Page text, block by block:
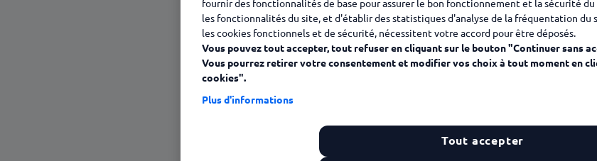
fournir des fonctionnalités de base pour assurer le bon fonctionnement et la sécurité
les fonctionnalités du site, et d'établir des statistiques d'analyse de la fréquentation du
les cookies fonctionnels et de sécurité, nécessitent votre accord pour être déposés.
Vous pouvez tout accepter, tout refuser en cliquant sur le bouton "Continuer sans
Vous pourrez retirer votre consentement et modifier vos choix à tout moment en
cookies".
Plus d'informations
Tout accepter